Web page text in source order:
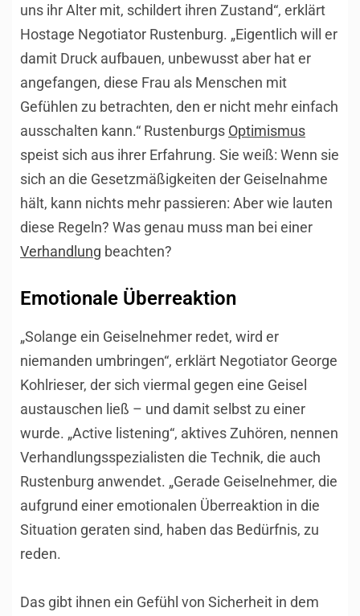
uns ihr Alter mit, schildert ihren Zustand“, erklärt
Hostage Negotiator Rustenburg. „Eigentlich will er
damit Druck aufbauen, unbewusst aber hat er
angefangen, diese Frau als Menschen mit
Gefühlen zu betrachten, den er nicht mehr einfach
ausschalten kann.“ Rustenburgs Optimismus
speist sich aus ihrer Erfahrung. Sie weiß: Wenn sie
sich an die Gesetzmäßigkeiten der Geiselnahme
hält, kann nichts mehr passieren: Aber wie lauten
diese Regeln? Was genau muss man bei einer
Verhandlung beachten?
Emotionale Überreaktion
„Solange ein Geiselnehmer redet, wird er
niemanden umbringen“, erklärt Negotiator George
Kohlrieser, der sich viermal gegen eine Geisel
austauschen ließ – und damit selbst zu einer
wurde. „Active listening“, aktives Zuhören, nennen
Verhandlungsspezialisten die Technik, die auch
Rustenburg anwendet. „Gerade Geiselnehmer, die
aufgrund einer emotionalen Überreaktion in die
Situation geraten sind, haben das Bedürfnis, zu
reden.
Das gibt ihnen ein Gefühl von Sicherheit in dem